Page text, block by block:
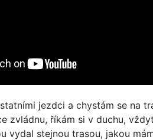
jezdci a chystám se na
zvládnu, říkám si v duchu,
vydal stejnou trasou, jakou